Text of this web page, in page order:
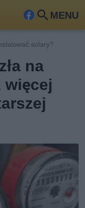
MENU
Fa
ceb
ook
Szu
kaj
solary?
na
więcej